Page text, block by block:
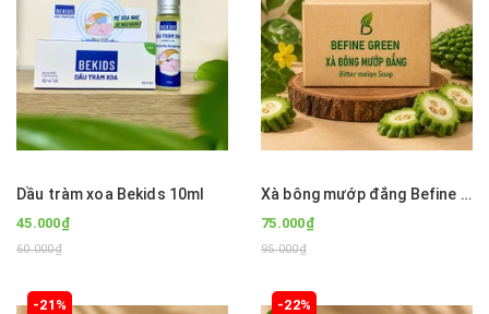
Dầu tràm xoa Bekids 10ml
45.000₫
60.000₫
Xà bông mướp đắng Befine Green
75.000₫
95.000₫
-21% -22%